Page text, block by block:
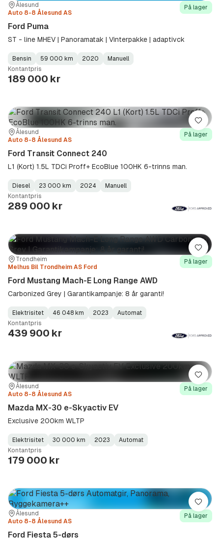
Sted:
Ålesund
Forhandler:
Auto 8-8 Ålesund AS
På lager
Ford Puma
ST - line MHEV | Panoramatak | Vinterpakke | adaptivck
Fuel
Type:
Bensin
Kilometerstand :
59 000 km
Model
Year:
2020
Gearbox
Type:
Manuell
Kontantpris
189 000 kr
Sted:
Ålesund
Forhandler:
Auto 8-8 Ålesund AS
På lager
Ford Transit Connect 240
L1 (Kort) 1.5L TDCi Proff+ EcoBlue 100HK 6-trinns man.
Fuel
Type:
Diesel
Kilometerstand:
23 000 km
Model
Year:
2024
Gearbox
Type:
Manuell
Kontantpris
289 000 kr
Lagre
Sted:Trondheim
Forhandler:
Melhus Bil Trondheim AS Ford
På lager
Ford Mustang Mach-E Long Range AWD
Carbonized Grey | Garantikampanje: 8 år garanti!
Fuel
Type:
Elektrisitet
Kilometerstand:
46 048 km
Model
Year:
2023
Gearbox
Type:
Automat
Kontantpris
439 900 kr
Lagre
Sted:
Ålesund
Forhandler:
Auto 8-8 Ålesund AS
På lager
Mazda MX-30 e-Skyactiv EV
Exclusive 200km WLTP
Fuel
Type:
Elektrisitet
Kilometerstand:
30 000 km
Model
Year:
2023
Gearbox
Type:
Automat
Kontantpris
179 000 kr
Lagre
Sted:
Ålesund
Forhandler:
Auto 8-8 Ålesund AS
På lager
Ford Fiesta 5-dørs
Lagre